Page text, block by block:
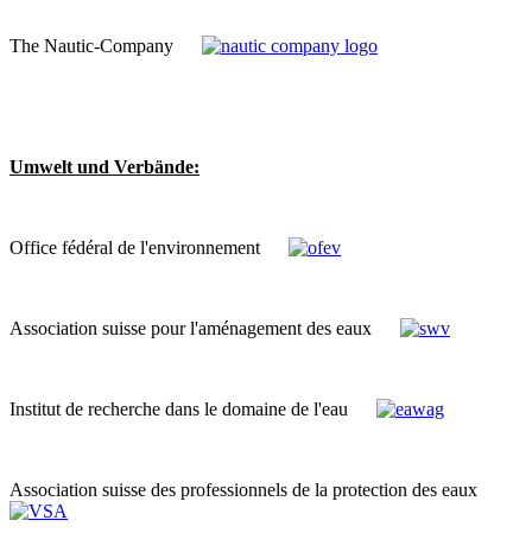
The Nautic-Company
Umwelt und Verbände:
Office fédéral de l'environnement
Association suisse pour l'aménagement des eaux
Institut de recherche dans le domaine de l'eau
Association suisse des professionnels de la protection des eaux